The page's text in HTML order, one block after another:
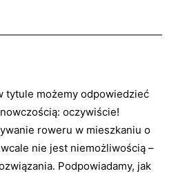
tytule możemy odpowiedzieć
oczywiście!
roweru w mieszkaniu o
nie jest niemożliwością –
Podpowiadamy, jak